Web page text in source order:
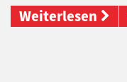
Weiterlesen